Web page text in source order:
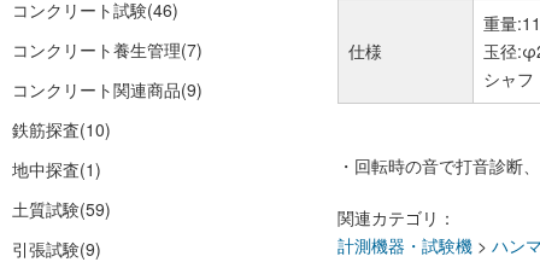
コンクリート試験(46)
コンクリート養生管理(7)
コンクリート関連商品(9)
鉄筋探査(10)
地中探査(1)
土質試験(59)
引張試験(9)
仕様
重量
玉径
シャフ
・回転時の音で打音診断
関連カテゴリ：
計測機器・試験機 > ハン